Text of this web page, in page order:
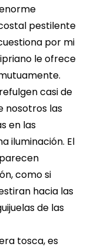
pestilente
por mi
le ofrece
casi de
nosotros las
en las
iluminación. El
como si
hacia las
de las
tosca, es